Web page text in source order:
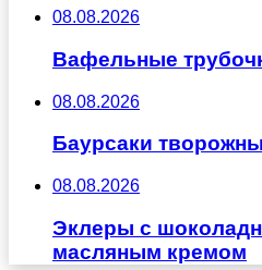
08.08.2026
Вафельные
08.08.2026
Баурсаки
08.08.2026
Эклеры с
масляным кремом